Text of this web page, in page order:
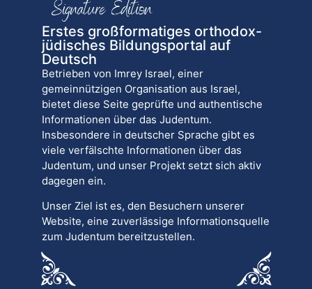
Erstes großformatiges orthodox-
jüdisches Bildungsportal auf
Deutsch
Betrieben von Imrey Israel, einer
gemeinnützigen Organisation aus Israel,
bietet diese Seite geprüfte und authentische
Informationen über das Judentum.
Insbesondere in deutscher Sprache gibt es
viele verfälschte Informationen über das
Judentum, und unser Projekt setzt sich aktiv
dagegen ein.
Unser Ziel ist es, den Besuchern unserer
Website, eine zuverlässige Informationsquelle
zum Judentum bereitzustellen.